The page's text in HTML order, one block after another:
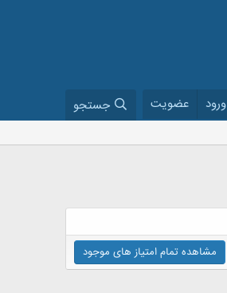
ورود عضویت جستجو
مشاهده تمام امتیاز های موجود